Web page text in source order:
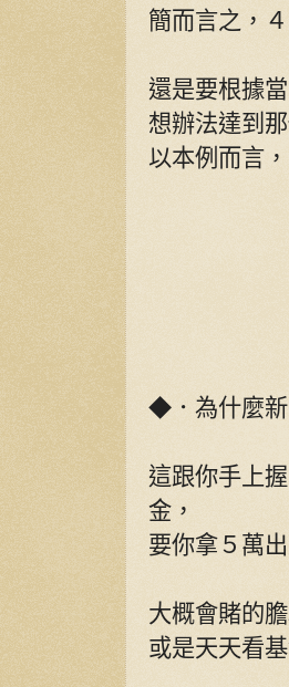
簡而言之，
還是要根據
想辦法達到
以本例而言
◆．為什麼新
這跟你手上
金，
要你拿５萬
大概會賭的
或是天天看